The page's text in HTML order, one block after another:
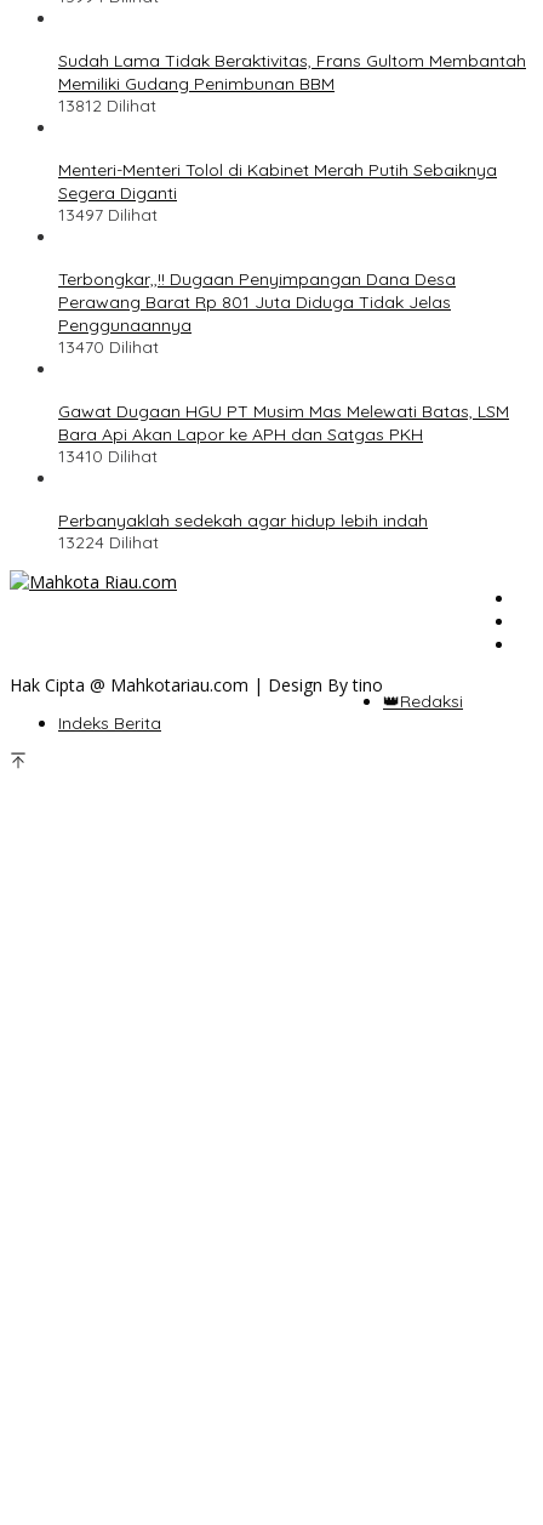
Sudah Lama Tidak Beraktivitas, Frans Gultom Membantah
Memiliki Gudang Penimbunan BBM
13812 Dilihat
Menteri-Menteri Tolol di Kabinet Merah Putih Sebaiknya
Segera Diganti
13497 Dilihat
Terbongkar,,!! Dugaan Penyimpangan Dana Desa
Perawang Barat Rp 801 Juta Diduga Tidak Jelas
Penggunaannya
13470 Dilihat
Gawat Dugaan HGU PT Musim Mas Melewati Batas, LSM
Bara Api Akan Lapor ke APH dan Satgas PKH
13410 Dilihat
Perbanyaklah sedekah agar hidup lebih indah
13224 Dilihat
Hak Cipta @ Mahkotariau.com | Design By tino
👑Redaksi
Indeks Berita